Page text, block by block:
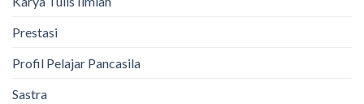
Prestasi
Profil Pelajar Pancasila
Sastra